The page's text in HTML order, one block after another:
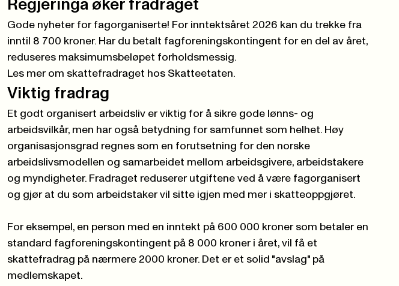
Regjeringa øker fradraget
Gode nyheter for fagorganiserte! For inntektsåret 2026 kan du trekke fra
inntil 8 700 kroner. Har du betalt fagforeningskontingent for en del av året,
reduseres maksimumsbeløpet forholdsmessig.
Les mer om skattefradraget hos Skatteetaten.
Viktig fradrag
Et godt organisert arbeidsliv er viktig for å sikre gode lønns- og
arbeidsvilkår, men har også betydning for samfunnet som helhet. Høy
organisasjonsgrad regnes som en forutsetning for den norske
arbeidslivsmodellen og samarbeidet mellom arbeidsgivere, arbeidstakere
og myndigheter. Fradraget reduserer utgiftene ved å være fagorganisert
og gjør at du som arbeidstaker vil sitte igjen med mer i skatteoppgjøret.
For eksempel, en person med en inntekt på 600 000 kroner som betaler en
standard fagforeningskontingent på 8 000 kroner i året, vil få et
skattefradrag på nærmere 2000 kroner. Det er et solid "avslag" på
medlemskapet.